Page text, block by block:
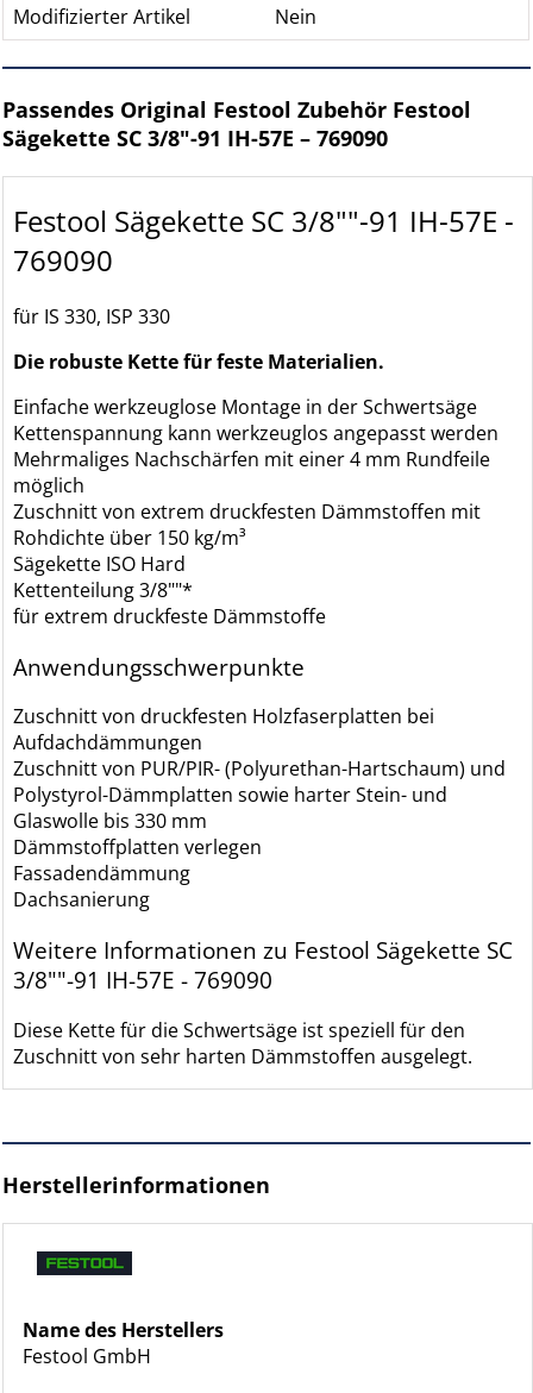
Modifizierter Artikel Nein
Passendes Original Festool Zubehör Festool
Sägekette SC 3/8"-91 IH-57E – 769090
Festool Sägekette SC 3/8""-91 IH-57E -
769090
für IS 330, ISP 330
Die robuste Kette für feste Materialien.
Einfache werkzeuglose Montage in der Schwertsäge
Kettenspannung kann werkzeuglos angepasst werden
Mehrmaliges Nachschärfen mit einer 4 mm Rundfeile
möglich
Zuschnitt von extrem druckfesten Dämmstoffen mit
Rohdichte über 150 kg/m³
Sägekette ISO Hard
Kettenteilung 3/8""*
für extrem druckfeste Dämmstoffe
Anwendungsschwerpunkte
Zuschnitt von druckfesten Holzfaserplatten bei
Aufdachdämmungen
Zuschnitt von PUR/PIR- (Polyurethan-Hartschaum) und
Polystyrol-Dämmplatten sowie harter Stein- und
Glaswolle bis 330 mm
Dämmstoffplatten verlegen
Fassadendämmung
Dachsanierung
Weitere Informationen zu Festool Sägekette SC
3/8""-91 IH-57E - 769090
Diese Kette für die Schwertsäge ist speziell für den
Zuschnitt von sehr harten Dämmstoffen ausgelegt.
Herstellerinformationen
Name des Herstellers
Festool GmbH